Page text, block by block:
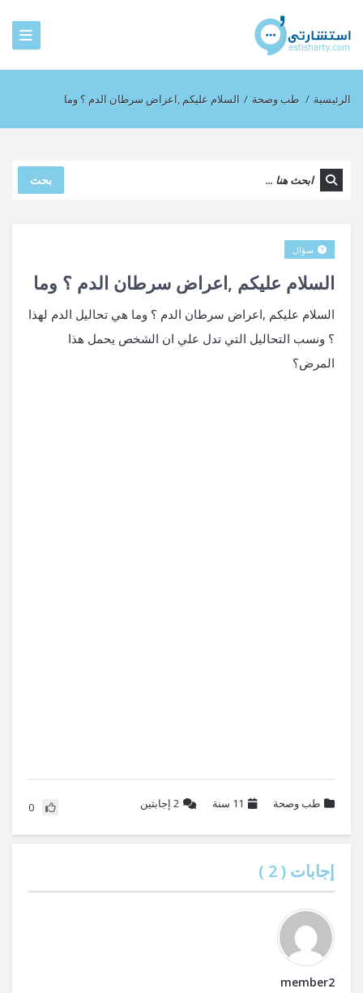
الرئيسية / طب وصحة / السلام عليكم ,اعراض سرطان الدم ؟ وما
بحث
السلام عليكم ,اعراض سرطان الدم ؟ وما
سؤال
السلام عليكم ,اعراض سرطان الدم ؟ وما هي تحاليل الدم لهذا
؟ ونسب التحاليل التي تدل علي ان الشخص يحمل هذا
المرض؟
طب وصحة 11 سنة 2 إجابتين 0
إجابات (2
)
member2